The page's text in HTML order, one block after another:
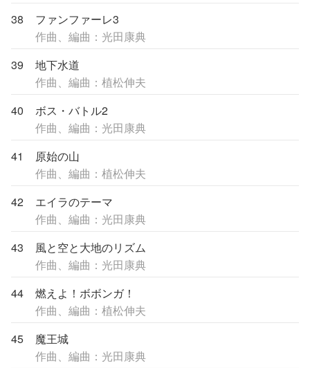
38
ファンファーレ3
作曲、編曲：光田康典
39
地下水道
作曲、編曲：植松伸夫
40
ボス・バトル2
作曲、編曲：光田康典
41
原始の山
作曲、編曲：植松伸夫
42
エイラのテーマ
作曲、編曲：光田康典
43
風と空と大地のリズム
作曲、編曲：光田康典
44
燃えよ！ボボンガ！
作曲、編曲：植松伸夫
45
魔王城
作曲、編曲：光田康典